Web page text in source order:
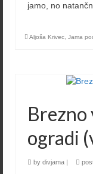
jamo, no
Aljoša Krivec Jama
Brezno
ogradi
by divjama